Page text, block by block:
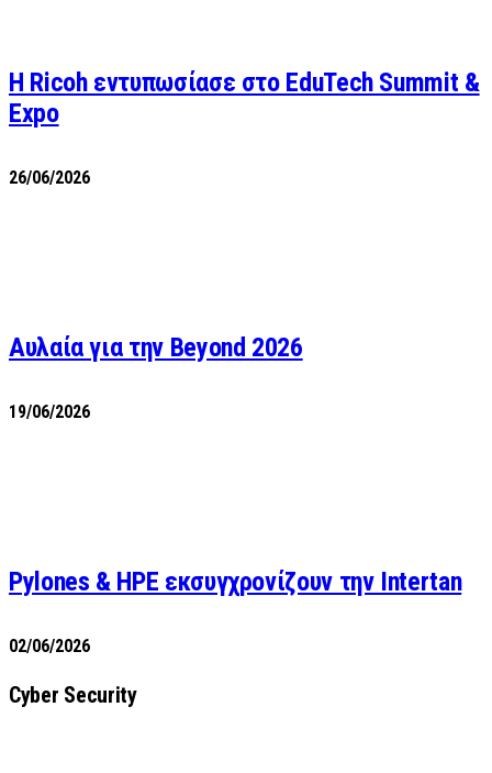
Η Ricoh εντυπωσίασε στο EduTech Summit &
Expo
26/06/2026
Αυλαία για την Beyond 2026
19/06/2026
Pylones & HPE εκσυγχρονίζουν την Intertan
02/06/2026
Cyber Security